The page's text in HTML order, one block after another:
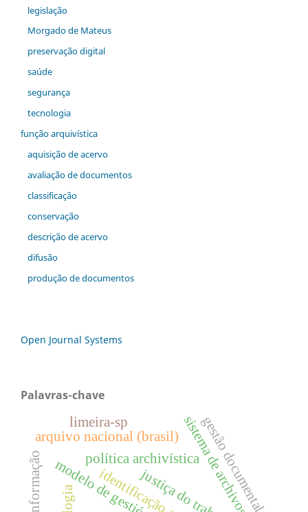
legislação
Morgado de Mateus
preservação digital
saúde
segurança
tecnologia
função arquivística
aquisição de acervo
avaliação de documentos
classificação
conservação
descrição de acervo
difusão
produção de documentos
Open Journal Systems
Palavras-chave
sistema de archivos (sdea)
política archivística
arquivo nacional (brasil) gestão documental
limeira-sp